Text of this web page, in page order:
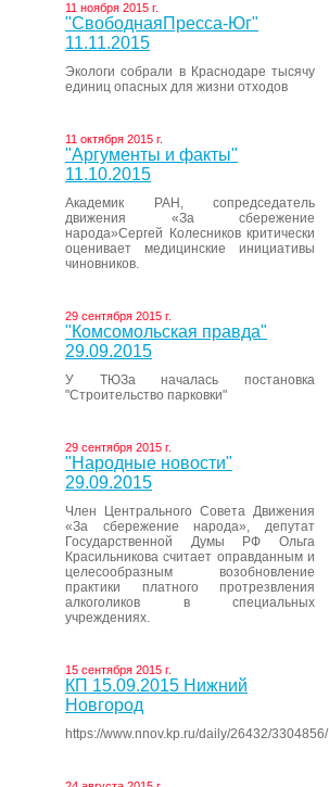
11 ноября 2015 г.
"СвободнаяПресса-Юг"
11.11.2015
Экологи собрали в Краснодаре тысячу
единиц опасных для жизни отходов
11 октября 2015 г.
"Аргументы и факты"
11.10.2015
Академик РАН, сопредседатель
движения «За сбережение
народа»Сергей Колесников критически
оценивает медицинские инициативы
чиновников.
29 сентября 2015 г.
"Комсомольская правда"
29.09.2015
У ТЮЗа началась постановка
"Строительство парковки"
29 сентября 2015 г.
"Народные новости"
29.09.2015
Член Центрального Совета Движения
«За сбережение народа», депутат
Государственной Думы РФ Ольга
Красильникова считает оправданным и
целесообразным возобновление
практики платного протрезвления
алкоголиков в специальных
учреждениях.
15 сентября 2015 г.
КП 15.09.2015 Нижний
Новгород
https://www.nnov.kp.ru/daily/26432/3304856/